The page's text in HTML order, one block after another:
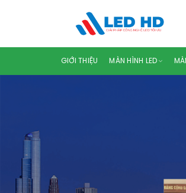
GIỚI THIỆU MÀN HÌNH LED